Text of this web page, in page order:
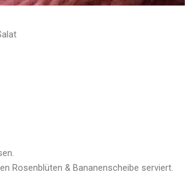
Rosenblüten & Bananenscheibe serviert.